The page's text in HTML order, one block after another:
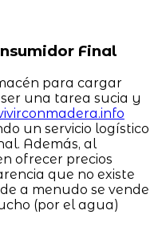
Final
para cargar
una tarea sucia y
un servicio logístico
Además, al
ofrecer precios
que no existe
a menudo se vende
(por el agua)